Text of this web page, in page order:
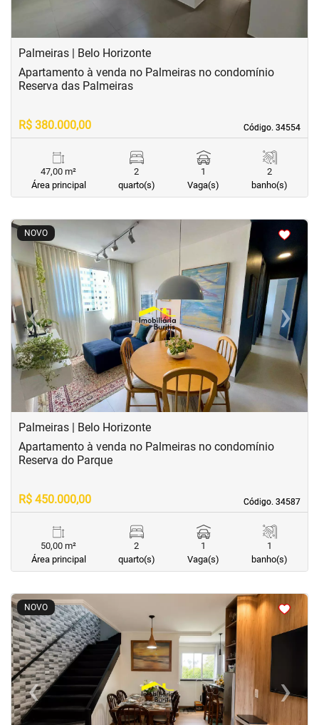
Palmeiras | Belo Horizonte
Código. 34554
Código. 34554
Apartamento à venda no Palmeiras no condomínio
Reserva das Palmeiras
R$ 380.000,00
47,00 m²
Área principal
2
quarto(s)
1
Vaga(s)
2
banho(s)
NOVO
<<<<
‹Previous ›Next
Palmeiras | Belo Horizonte
Código. 34587
Código. 34587
Apartamento à venda no Palmeiras no condomínio
Reserva do Parque
R$ 450.000,00
50,00 m²
Área principal
2
quarto(s)
1
Vaga(s)
1
banho(s)
NOVO
<<<<
‹Previous ›Next